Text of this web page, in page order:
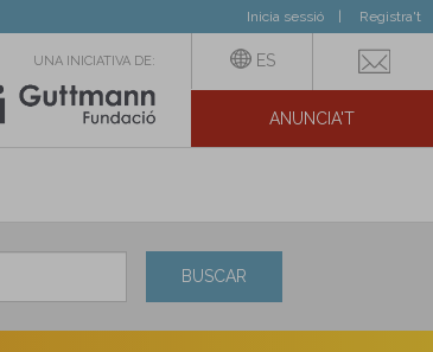
Inicia sessió Registra't
UNA INICIATIVA DE: ES
ANUNCIA'T
BUSCAR